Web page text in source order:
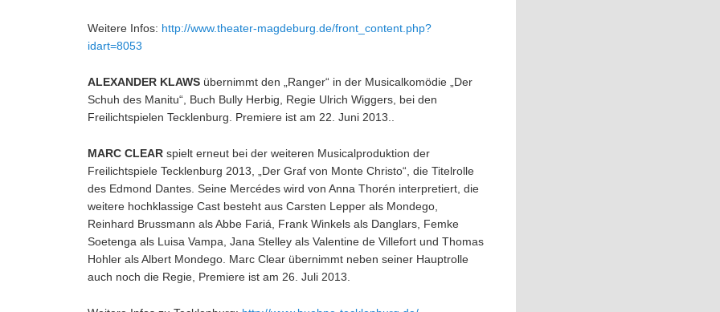
Weitere Infos: http://www.theater-magdeburg.de/front_content.php?
idart=8053
ALEXANDER KLAWS übernimmt den „Ranger“ in der Musicalkomödie „Der
Schuh des Manitu“, Buch Bully Herbig, Regie Ulrich Wiggers, bei den
Freilichtspielen Tecklenburg. Premiere ist am 22. Juni 2013..
MARC CLEAR spielt erneut bei der weiteren Musicalproduktion der
Freilichtspiele Tecklenburg 2013, „Der Graf von Monte Christo“, die Titelrolle
des Edmond Dantes. Seine Mercédes wird von Anna Thorén interpretiert, die
weitere hochklassige Cast besteht aus Carsten Lepper als Mondego,
Reinhard Brussmann als Abbe Fariá, Frank Winkels als Danglars, Femke
Soetenga als Luisa Vampa, Jana Stelley als Valentine de Villefort und Thomas
Hohler als Albert Mondego. Marc Clear übernimmt neben seiner Hauptrolle
auch noch die Regie, Premiere ist am 26. Juli 2013.